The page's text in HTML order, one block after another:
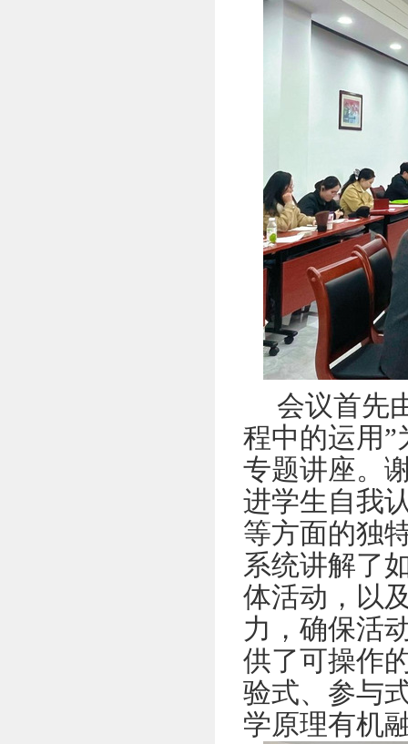
会议首先
程中的运用‌”
专题讲座。
进学生自我
等方面的独
系统讲解了
体活动，以
力，确保活
供了可操作
验式、参与
学原理有机